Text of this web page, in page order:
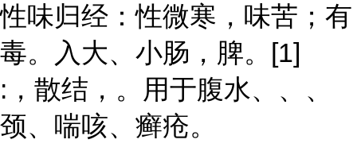
性味归经：性微寒，味苦；有
毒。入大、小肠，脾。[1]
:，散结，。用于腹水、、、
颈、喘咳、癣疮。